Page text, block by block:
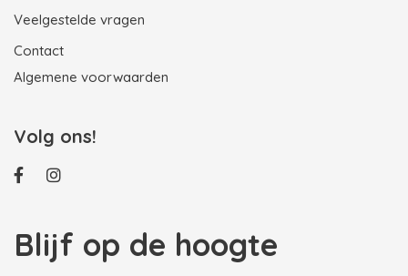
Veelgestelde vragen
Contact
Algemene voorwaarden
Volg ons!
Blijf op de hoogte